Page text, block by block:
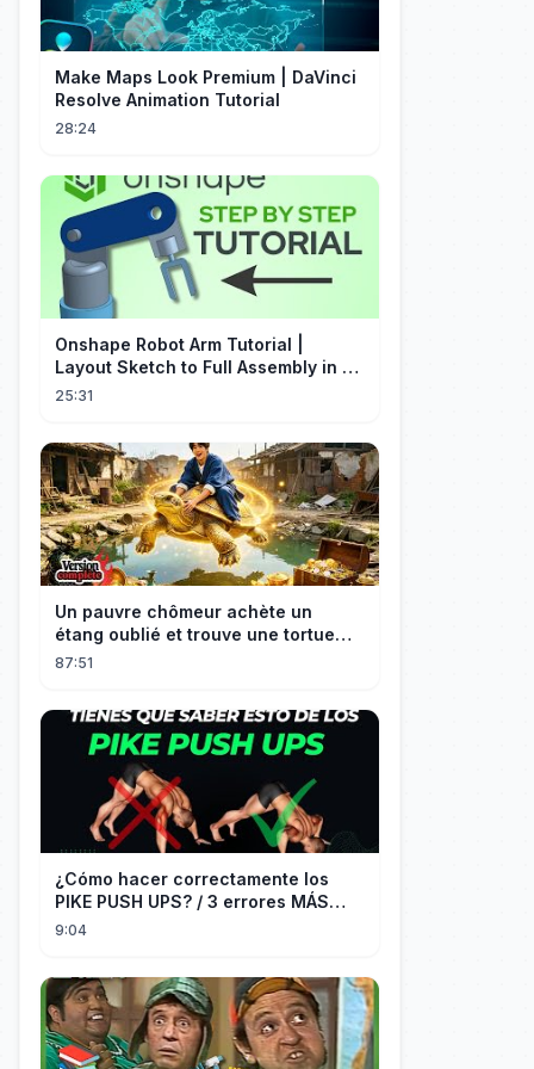
Make Maps Look Premium | DaVinci
Resolve Animation Tutorial
28:24
Onshape Robot Arm Tutorial |
Layout Sketch to Full Assembly in 20
Minutes!
25:31
Un pauvre chômeur achète un
étang oublié et trouve une tortue
d’or à 180 000$ ! Sa vie bascule !
87:51
¿Cómo hacer correctamente los
PIKE PUSH UPS? / 3 errores MÁS
9:04